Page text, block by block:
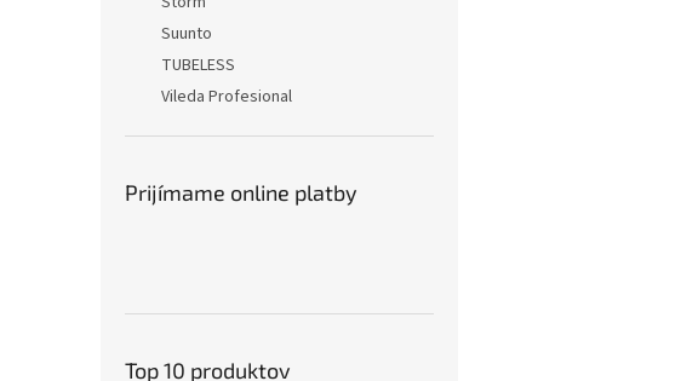
Suunto
TUBELESS
Vileda Profesional
Prijímame online platby
Top 10 produktov